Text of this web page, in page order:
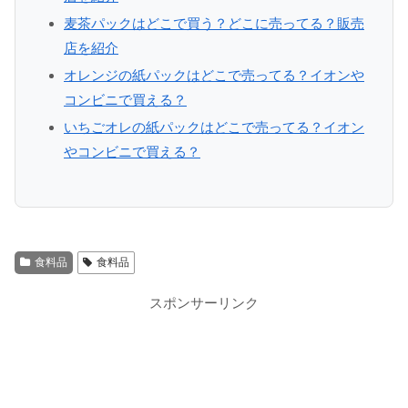
麦茶パックはどこで買う？どこに売ってる？販売
店を紹介
オレンジの紙パックはどこで売ってる？イオンや
コンビニで買える？
いちごオレの紙パックはどこで売ってる？イオン
やコンビニで買える？
食料品 食料品
スポンサーリンク